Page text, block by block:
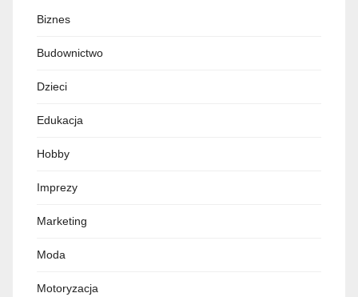
Biznes
Budownictwo
Dzieci
Edukacja
Hobby
Imprezy
Marketing
Moda
Motoryzacja